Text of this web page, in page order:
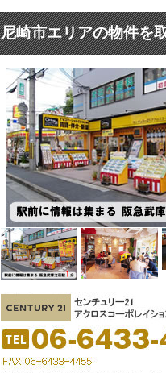
尼崎市エリアの物件を